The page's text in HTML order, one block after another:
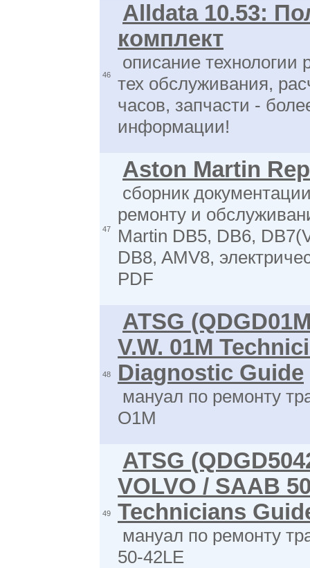
46
Alldata 10.53:
комплект
описание технологии
тех обслуживания,
часов, запчасти -
информации!
47
Aston Martin
сборник
ремонту и
Martin DB5, DB6,
DB8, AMV8,
PDF
48
ATSG
V.W. 01M
Diagnostic Guide
мануал по ремонту
O1M
49
ATSG
VOLVO / SAAB
Technicians
мануал по ремонту
50-42LE